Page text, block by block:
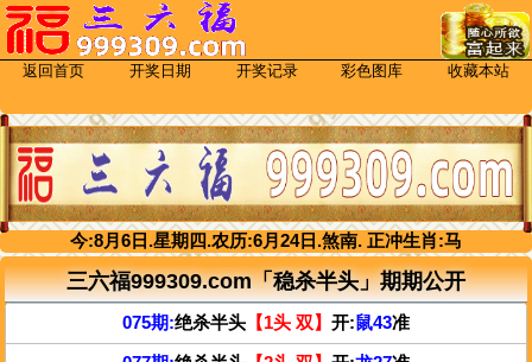
返回首页 开奖日期 开奖记录 彩色图库 收藏本站
今:8月 6 日.星期四.农历:6月 24日.煞南. 正冲生肖:马
三六福999309.com「稳杀半头」期期公开
075期:绝杀半头 【1头 双 】 开:鼠43准